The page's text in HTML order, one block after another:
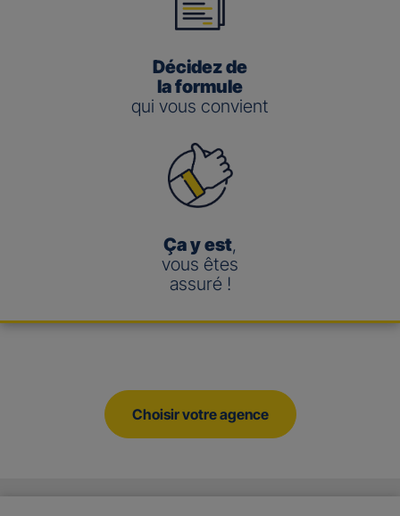
Décidez de
la formule
qui vous convient
Ça y est,
vous êtes
assuré !
Choisir votre agence